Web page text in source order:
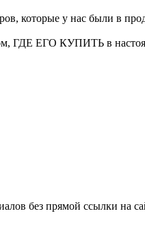
которые у нас были в
ГДЕ ЕГО КУПИТЬ в
без прямой ссылки